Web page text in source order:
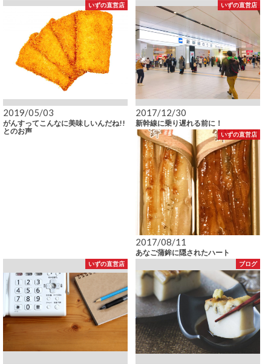
いずの直営店
2019/05/03
がんすってこんなに美味しいんだね!!
とのお声
いずの直営店
2017/12/30
新幹線に乗り遅れる前に！
いずの直営店
2017/08/11
あなご蒲鉾に隠されたハート
いずの直営店 ブログ